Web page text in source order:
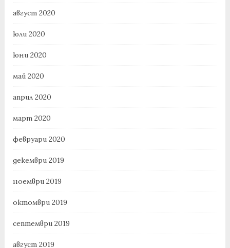
август 2020
юли 2020
юни 2020
май 2020
април 2020
март 2020
февруари 2020
декември 2019
ноември 2019
октомври 2019
септември 2019
август 2019